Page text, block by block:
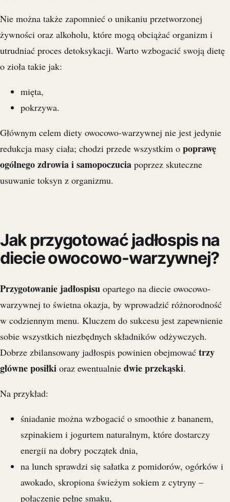
Nie można także zapomnieć o unikaniu przetworzonej
żywności oraz alkoholu, które mogą obciążać organizm i
utrudniać proces detoksykacji. Warto wzbogacić swoją dietę
o zioła takie jak:
mięta,
pokrzywa.
Głównym celem diety owocowo-warzywnej nie jest jedynie
redukcja masy ciała; chodzi przede wszystkim o poprawę
ogólnego zdrowia i samopoczucia poprzez skuteczne
usuwanie toksyn z organizmu.
Jak przygotować jadłospis na
diecie owocowo-warzywnej?
Przygotowanie jadłospisu opartego na diecie owocowo-
warzywnej to świetna okazja, by wprowadzić różnorodność
w codziennym menu. Kluczem do sukcesu jest zapewnienie
sobie wszystkich niezbędnych składników odżywczych.
Dobrze zbilansowany jadłospis powinien obejmować trzy
główne posiłki oraz ewentualnie dwie przekąski.
Na przykład:
śniadanie można wzbogacić o smoothie z bananem,
szpinakiem i jogurtem naturalnym, które dostarczy
energii na dobry początek dnia,
na lunch sprawdzi się sałatka z pomidorów, ogórków i
awokado, skropiona świeżym sokiem z cytryny –
połączenie pełne smaku,